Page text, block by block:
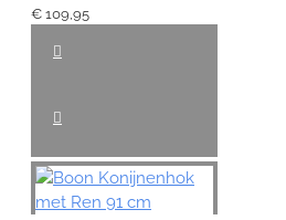
€ 109,95